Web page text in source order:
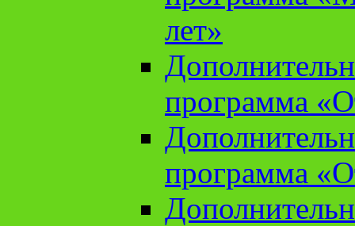
лет»
программа
программа